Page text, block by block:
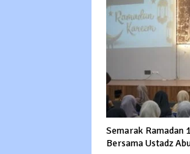
Semarak Ramadan
Bersama Ustadz